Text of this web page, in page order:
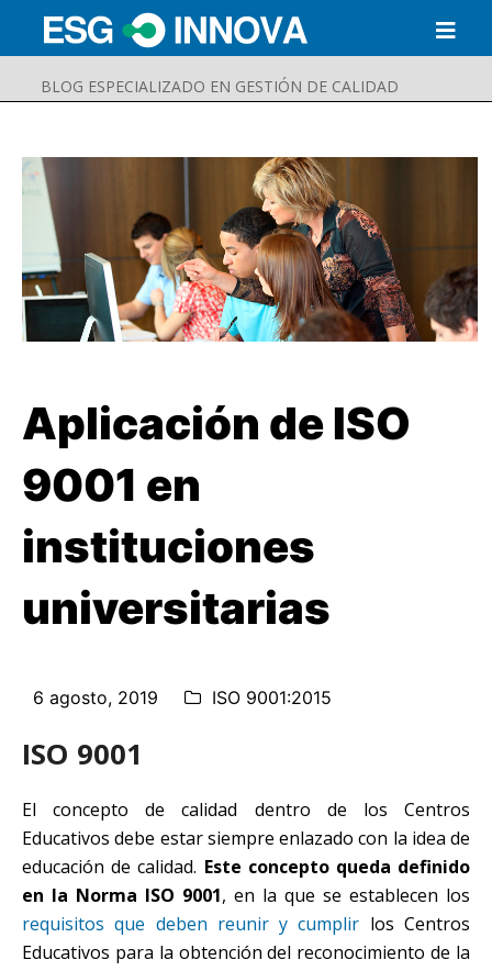
BLOG ESPECIALIZADO EN GESTIÓN DE CALIDAD
Buscar Enviar
Aplicación de ISO
9001 en
instituciones
universitarias
6 agosto, 2019 ISO 9001:2015
ISO 9001
El concepto de calidad dentro de los Centros
Educativos debe estar siempre enlazado con la idea de
educación de calidad. Este concepto queda definido
en la Norma ISO 9001, en la que se establecen los
requisitos que deben reunir y cumplir los Centros
Educativos para la obtención del reconocimiento de la